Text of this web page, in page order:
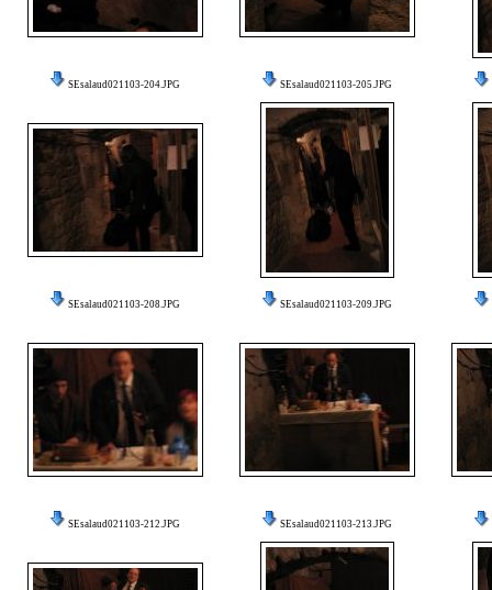
SEsalaud021103-204.JPG SEsalaud021103-205.JPG
SEsalaud021103-208.JPG SEsalaud021103-209.JPG
SEsalaud021103-212.JPG SEsalaud021103-213.JPG